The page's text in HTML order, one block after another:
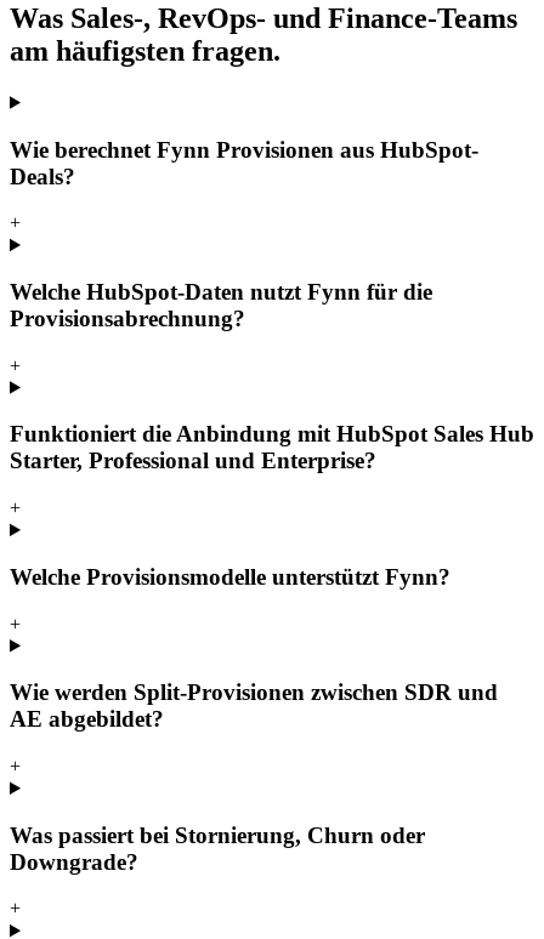
Was Sales-, RevOps- und Finance-Teams
am häufigsten fragen.
Wie berechnet Fynn Provisionen aus HubSpot-
Deals?
+
Welche HubSpot-Daten nutzt Fynn für die
Provisionsabrechnung?
+
Funktioniert die Anbindung mit HubSpot Sales Hub
Starter, Professional und Enterprise?
+
Welche Provisionsmodelle unterstützt Fynn?
+
Wie werden Split-Provisionen zwischen SDR und
AE abgebildet?
+
Was passiert bei Stornierung, Churn oder
Downgrade?
+